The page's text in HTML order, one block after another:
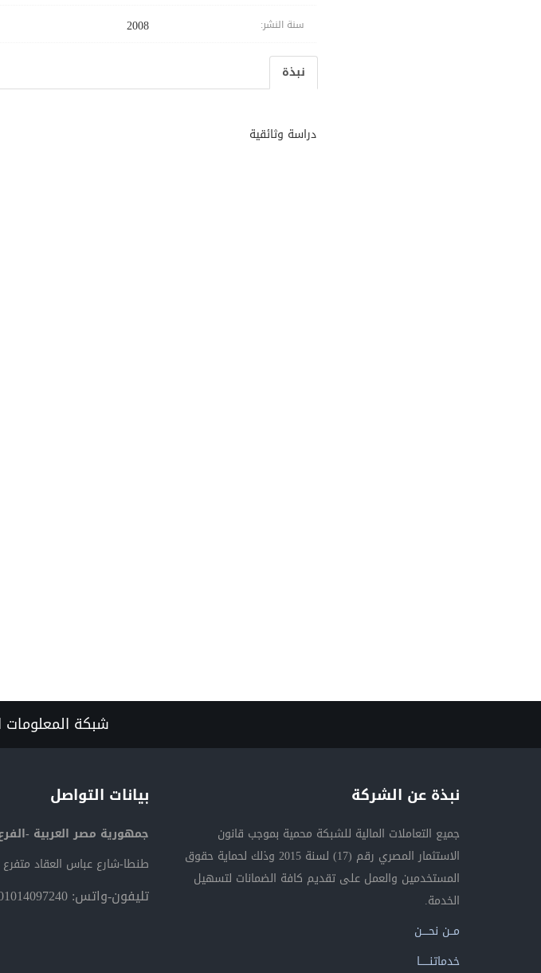
سنة النشر: 2008
نبذة
دراسة وثائقية
شبكة المعلومات
نبذة عن الشركة
جميع التعاملات المالية للشبكة محمية بموجب قانون
الاستثمار المصري رقم (17) لسنة 2015 وذلك لحماية حقوق
المستخدمين والعمل على تقديم كافة الضمانات لتسهيل
الخدمة.
مــن نحــــن
خدماتنــــــا
بيانات التواصل
جمهورية مصر العربية -
طنطا-شارع عباس العقاد متفرع
تليفون-واتس: 00201014097240